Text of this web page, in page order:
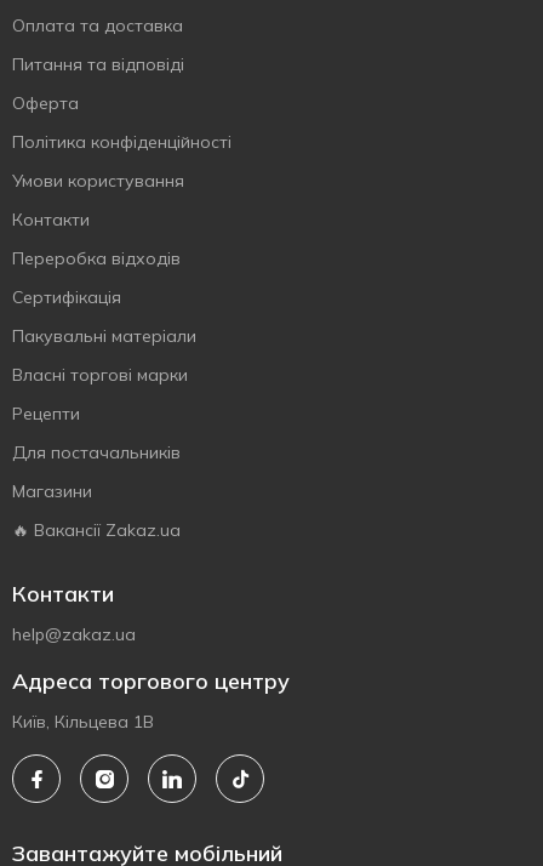
Оплата та доставка
Питання та відповіді
Оферта
Політика конфіденційності
Умови користування
Контакти
Переробка відходів
Сертифiкацiя
Пакувальні матеріали
Власнi торговi марки
Рецепти
Для постачальників
Магазини
🔥 Вакансії Zakaz.ua
Контакти
help@zakaz.ua
Адреса торгового центру
Київ, Кільцева 1В
Завантажуйте мобільний